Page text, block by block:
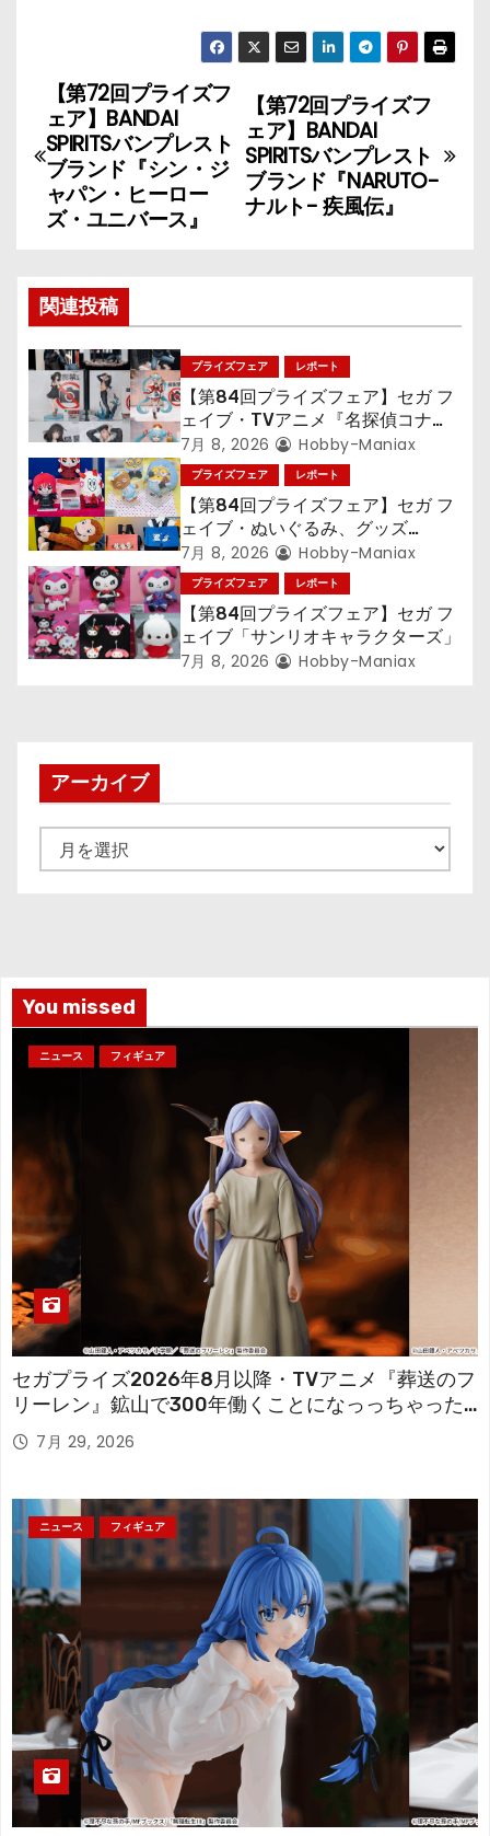
投
稿
ナ
ビ
ゲ
ー
シ
ョ
ン
【第72回プライズフ
ェア】BANDAI
SPIRITSバンプレスト
ブランド『NARUTO-
ナルト- 疾風伝』
【第72回プライズフ
ェア】BANDAI
SPIRITSバンプレスト
ブランド『シン・ジ
ャパン・ヒーロー
ズ・ユニバース』
関連投稿
プライズフェア レポート
【第84回プライズフェア】セガ フ
ェイブ・TVアニメ『名探偵コナ
ン』TVアニメ『呪術廻戦』『〈物
語〉シリーズ』「初音ミク」
7月 8, 2026 Hobby-Maniax
プライズフェア レポート
【第84回プライズフェア】セガ フ
ェイブ・ぬいぐるみ、グッズ
『LiSA』『ミニオン』『おさるの
ジョージ』『ポケットモンスター』
7月 8, 2026 Hobby-Maniax
プライズフェア レポート
【第84回プライズフェア】セガ フ
ェイブ「サンリオキャラクターズ」
7月 8, 2026 Hobby-Maniax
アーカイブ
ー
You missed
ニュース フィギュア
セガプライズ2026年8月以降・TVアニメ『葬送のフ
リーレン』鉱山で300年働くことになっっちゃった
「フリーレン」を立体化！
7月 29, 2026
ニュース フィギュア